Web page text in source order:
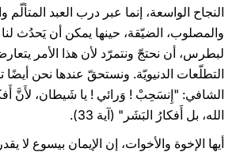
النجاح الواسعة، إنما عبر درب العبد
والمصلوب، الضيّقة، حينها يمكن أن يَحدُث
لبطرس، أن نحتجّ ونتمرّد لأن هذا الأمر
التطلّعات الدنيويّة. ونستحقّ عندها نحن أيضًا
الشافي: "إِنسَحِبْ ! وَرائي ! يا شَيطان، لأَنَّ
الله، بل أَفكارُ البَشَر" (آية 33).
أيها الإخوة والأخوات، إن الإيمان بيسوع لا